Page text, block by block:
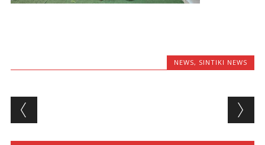
NEWS, SINTIKI NEWS
Post navigation